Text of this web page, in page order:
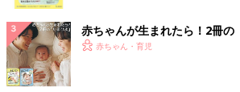
赤ちゃんが生まれたら！2冊の
赤ちゃん・育児